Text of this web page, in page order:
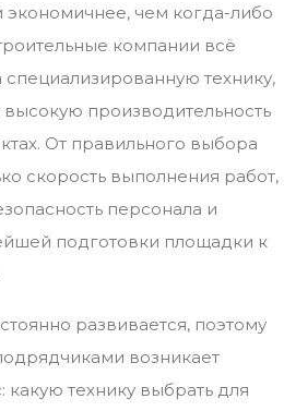
экономичнее, чем когда-либо
компании всё
технику,
высокую производительность
От правильного выбора
скорость выполнения работ,
персонала и
подготовки площадки к
развивается, поэтому
возникает
технику выбрать для